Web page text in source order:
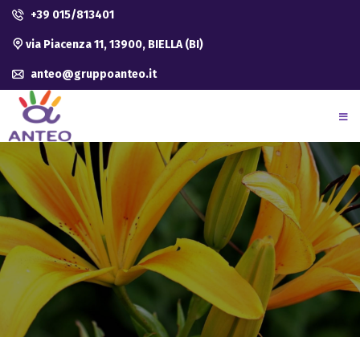
+39 015/813401
via Piacenza 11, 13900, BIELLA (BI)
anteo@gruppoanteo.it